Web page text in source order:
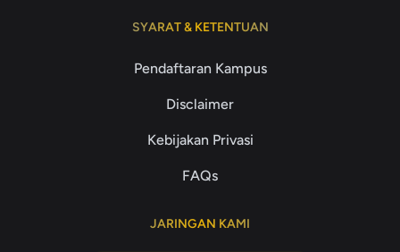
SYARAT & KETENTUAN
Pendaftaran Kampus
Disclaimer
Kebijakan Privasi
FAQs
JARINGAN KAMI